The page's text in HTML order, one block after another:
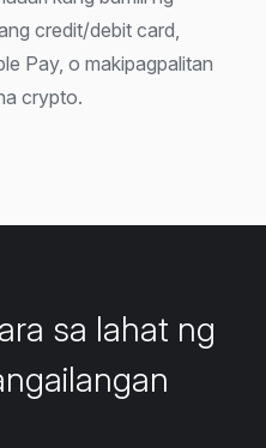
credit/debit card,
Pay, o makipagpalitan
crypto.
sa lahat ng